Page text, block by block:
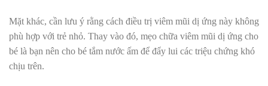
Mặt khác, cần lưu ý rằng cách điều trị viêm mũi dị ứng này không
phù hợp với trẻ nhỏ. Thay vào đó, mẹo chữa viêm mũi dị ứng cho
bé là bạn nên cho bé tắm nước ấm để đẩy lui các triệu chứng khó
chịu trên.